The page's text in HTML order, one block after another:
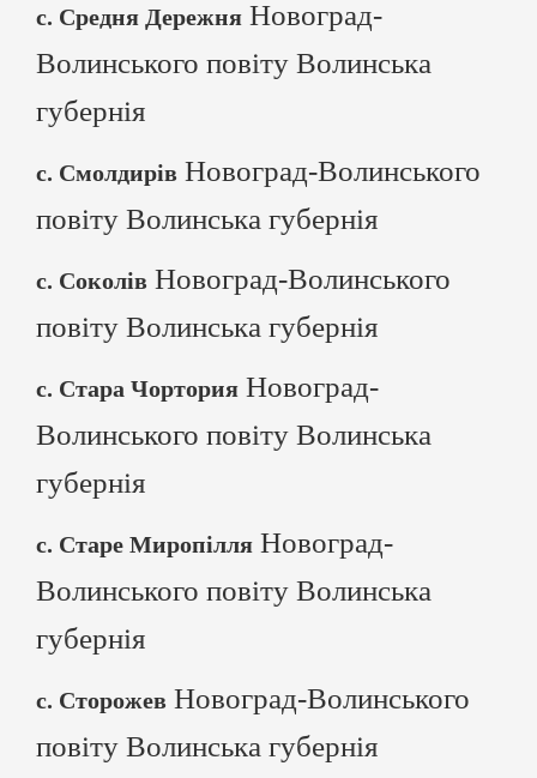
с. Средня Дережня Новоград-
Волинського повіту Волинська
губернія
с. Смолдирів Новоград-Волинського
повіту Волинська губернія
с. Соколів Новоград-Волинського
повіту Волинська губернія
с. Стара Чортория Новоград-
Волинського повіту Волинська
губернія
с. Старе Миропілля Новоград-
Волинського повіту Волинська
губернія
с. Сторожев Новоград-Волинського
повіту Волинська губернія